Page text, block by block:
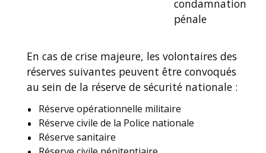
condamnation
pénale
En cas de crise majeure, les volontaires des
réserves suivantes peuvent être convoqués
au sein de la réserve de sécurité nationale :
Réserve opérationnelle militaire
Réserve civile de la Police nationale
Réserve sanitaire